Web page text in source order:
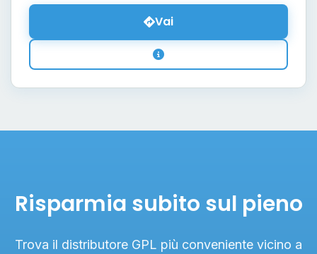
Vai
Risparmia subito sul pieno
Trova il distributore GPL più conveniente vicino a